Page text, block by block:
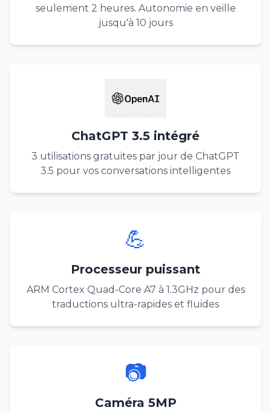
seulement 2 heures. Autonomie en veille
jusqu'à 10 jours
ChatGPT 3.5 intégré
3 utilisations gratuites par jour de ChatGPT
3.5 pour vos conversations intelligentes
💪
Processeur puissant
ARM Cortex Quad-Core A7 à 1.3GHz pour des
traductions ultra-rapides et fluides
📷
Caméra 5MP